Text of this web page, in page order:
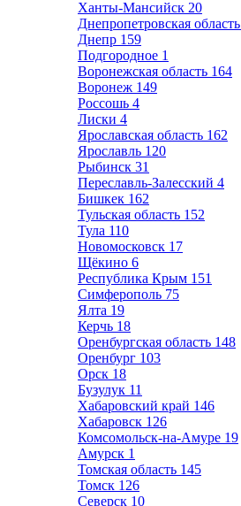
Ханты-Мансийск 20
Днепропетровская область
Днепр 159
Подгородное 1
Воронежская область 164
Воронеж 149
Россошь 4
Лиски 4
Ярославская область 162
Ярославль 120
Рыбинск 31
Переславль-Залесский 4
Бишкек 162
Тульская область 152
Тула 110
Новомосковск 17
Щёкино 6
Республика Крым 151
Симферополь 75
Ялта 19
Керчь 18
Оренбургская область 148
Оренбург 103
Орск 18
Бузулук 11
Хабаровский край 146
Хабаровск 126
Комсомольск-на-Амуре 19
Амурск 1
Томская область 145
Томск 126
Северск 10